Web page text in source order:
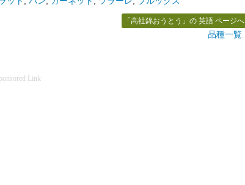
「高社錦おうとう」の 英語 ページへ
品種一覧
Link